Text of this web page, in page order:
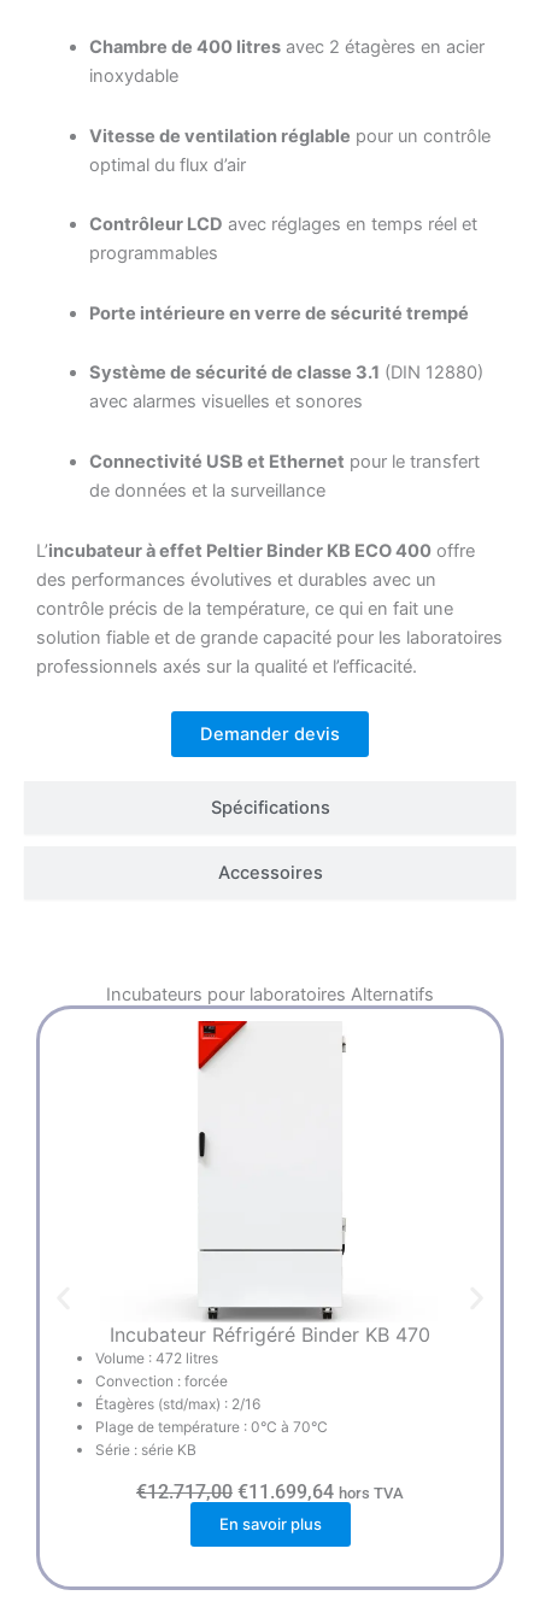
Spécifications
Accessoires
Chambre de 400 litresavec 2 étagères en acier
inoxydable
Vitesse de ventilation réglable pour un contrôle
optimal du flux d’air
Contrôleur LCD avec réglages en temps réel et
programmables
Porte intérieure en verre de sécurité trempé
Système de sécurité de classe 3.1 (DIN 12880)
avec alarmes visuelles et sonores
Connectivité USB et Ethernet pour le transfert
de données et la surveillance
L’incubateur à effet Peltier Binder KB ECO 400 offre
des performances évolutives et durables avec un
contrôle précis de la température, ce qui en fait une
solution fiable et de grande capacité pour les laboratoires
professionnels axés sur la qualité et l’efficacité.
Demander devis
Incubateurs pour laboratoires Alternatifs
Incubateur Réfrigéré Binder KB 470
Volume : 472 litres
Convection : forcée
Étagères (std/max) : 2/16
Plage de température : 0°C à 70°C
Série : série KB
€12.717,00 L
e
p
r
x
€11.699,64L
e
r
x
hors TVA
En savoir plus